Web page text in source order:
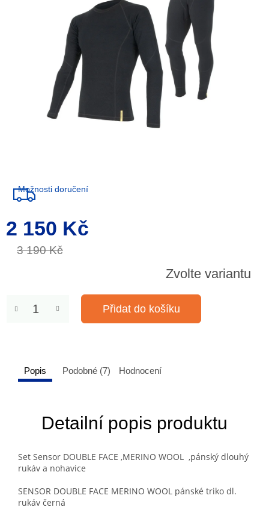
3 190 Kč
2 150 Kč
Měrná
cena:
Zvolte variantu
Možnosti doručení
Přidat do košíku
Popis Podobné (7) Hodnocení
Detailní popis produktu
Set Sensor DOUBLE FACE ,MERINO WOOL ,pánský dlouhý
rukáv a nohavice
SENSOR DOUBLE FACE MERINO WOOL pánské triko dl.
rukáv černá